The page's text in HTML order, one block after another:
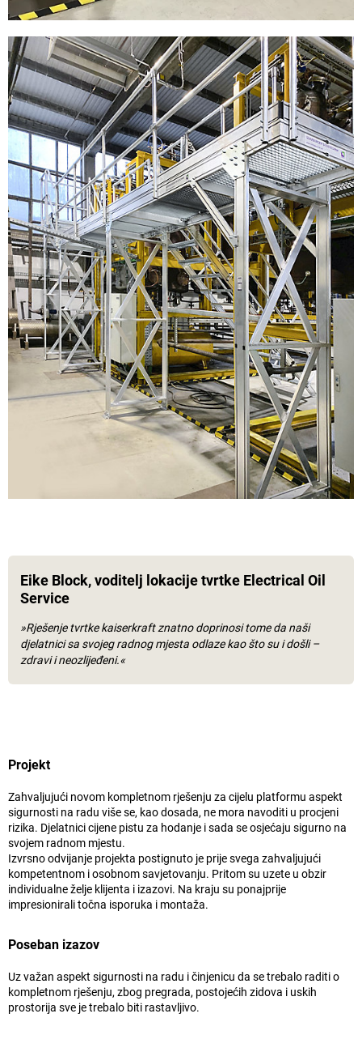
Eike Block, voditelj lokacije tvrtke Electrical Oil
Service
»Rješenje tvrtkekaiserkraftznatno doprinosi tome da naši
djelatnici sa svojeg radnog mjesta odlaze kao što su i došli –
zdravi i neozlijeđeni.«
Projekt
Zahvaljujući novom kompletnom rješenju za cijelu platformu aspekt
sigurnosti na radu više se, kao dosada, ne mora navoditi u procjeni
rizika. Djelatnici cijene pistu za hodanje i sada se osjećaju sigurno na
svojem radnom mjestu.
Izvrsno odvijanje projekta postignuto je prije svega zahvaljujući
kompetentnom i osobnom savjetovanju. Pritom su uzete u obzir
individualne želje klijenta i izazovi. Na kraju su ponajprije
impresionirali točna isporuka i montaža.
Poseban izazov
Uz važan aspekt sigurnosti na radu i činjenicu da se trebalo raditi o
kompletnom rješenju, zbog pregrada, postojećih zidova i uskih
prostorija sve je trebalo biti rastavljivo.